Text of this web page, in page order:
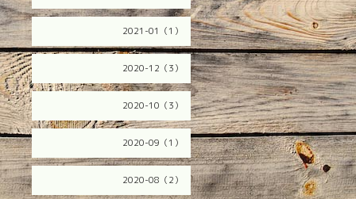
2021-01（1）
2020-12（3）
2020-10（3）
2020-09（1）
2020-08（2）